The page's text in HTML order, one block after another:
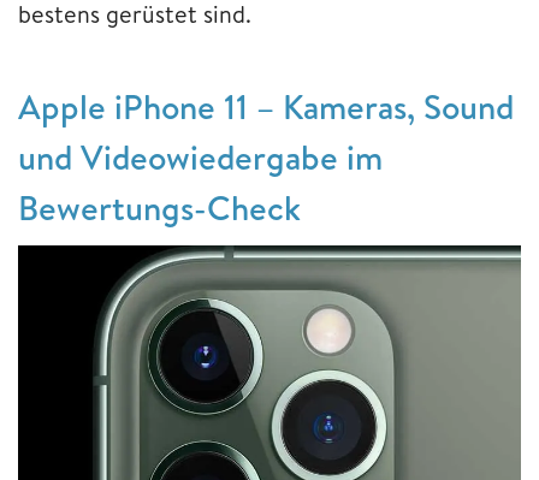
bestens gerüstet sind.
Apple iPhone 11 – Kameras, Sound
und Videowiedergabe im
Bewertungs-Check